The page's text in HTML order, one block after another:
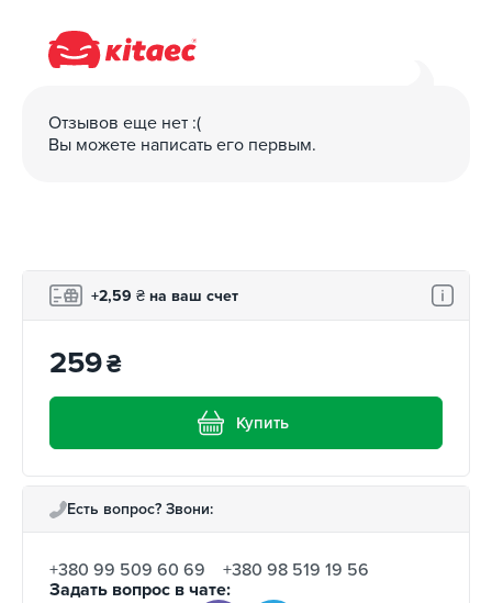
Отзывов еще нет :(
Вы можете написать его первым.
+2,59 ₴ на ваш счет
259₴
Купить
Есть вопрос? Звони:
+380 99 509 60 69
+380 98 519 19 56
Задать вопрос в чате: